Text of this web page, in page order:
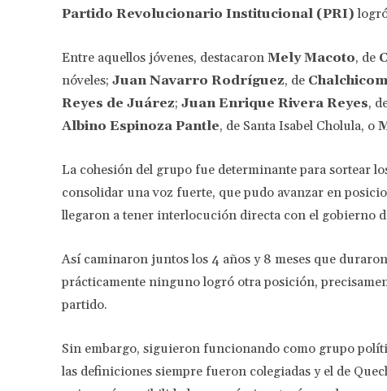
Partido Revolucionario Institucional (PRI)
Entre aquellos jóvenes, destacaron Mely Macoto, de
nóveles; Juan Navarro Rodríguez, de
Reyes de Juárez; Juan Enrique Rivera Reyes,
Albino Espinoza Pantle, de Santa Isabel Cholula, o
La cohesión del grupo fue determinante para sortear
consolidar una voz fuerte, que pudo avanzar en
llegaron a tener interlocución directa con el gobierno
Así caminaron juntos los 4 años y 8 meses que
prácticamente ninguno logró otra posición,
partido.
Sin embargo, siguieron funcionando como grupo
las definiciones siempre fueron colegiadas y el de